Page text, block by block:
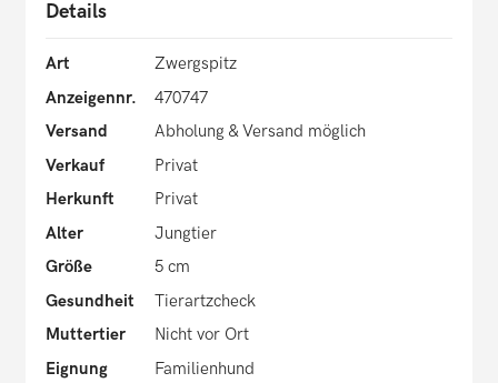
Details
Art
Zwergspitz
Anzeigennr.
470747
Versand
Abholung & Versand möglich
Verkauf
Privat
Herkunft
Privat
Alter
Jungtier
Größe
5 cm
Gesundheit
Tierartzcheck
Muttertier
Nicht vor Ort
Eignung
Familienhund